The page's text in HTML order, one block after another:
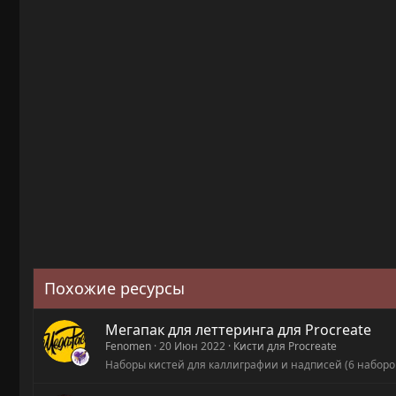
Похожие ресурсы
Мегапак для леттеринга для Procreate
Fenomen 20 Июн 2022 Кисти для Procreate
Наборы кистей для каллиграфии и надписей (6